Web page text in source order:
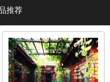
推荐